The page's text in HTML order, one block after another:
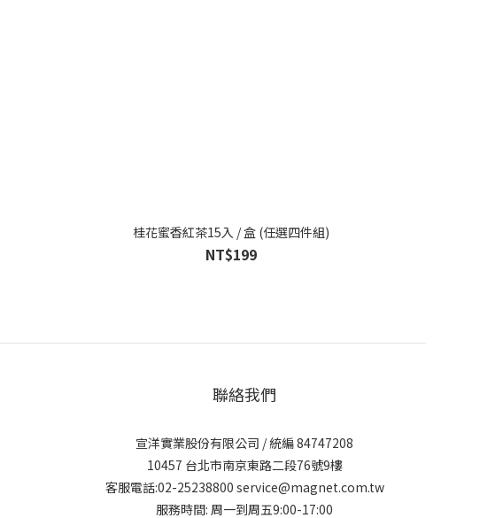
桂花蜜香紅茶15入 / 盒 (任選四件組)
NT$199
聯絡我們
宣洋實業股份有限公司 / 統編 84747208
10457 台北市南京東路二段76號9樓
客服電話:02-25238800 service@magnet.com.tw
服務時間: 周一到周五9:00-17:00